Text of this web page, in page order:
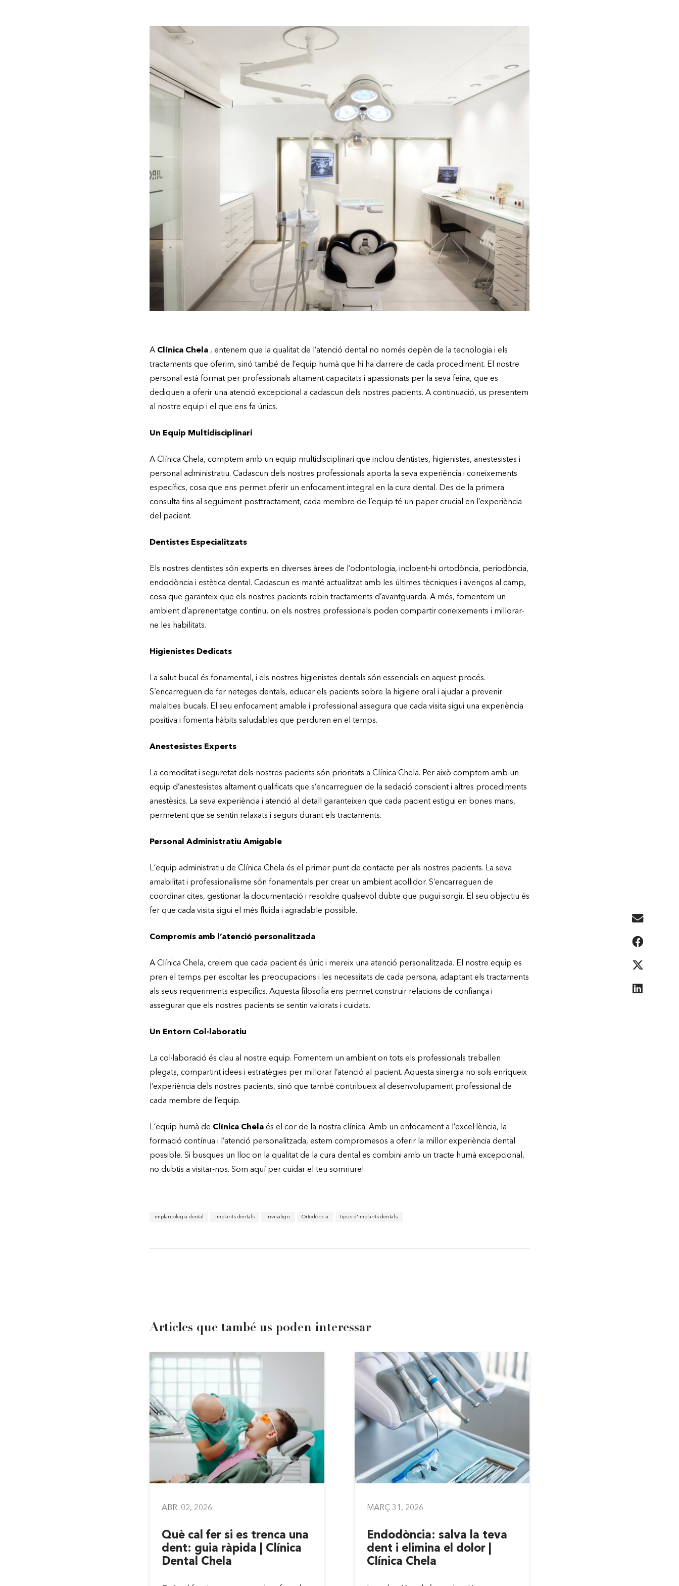
A Clínica Chela , entenem que la qualitat de l’atenció dental no només depèn de la tecnologia i els
tractaments que oferim, sinó també de l’equip humà que hi ha darrere de cada procediment. El nostre
personal està format per professionals altament capacitats i apassionats per la seva feina, que es
dediquen a oferir una atenció excepcional a cadascun dels nostres pacients. A continuació, us presentem
al nostre equip i el que ens fa únics.
Un Equip Multidisciplinari
A Clínica Chela, comptem amb un equip multidisciplinari que inclou dentistes, higienistes, anestesistes i
personal administratiu. Cadascun dels nostres professionals aporta la seva experiència i coneixements
específics, cosa que ens permet oferir un enfocament integral en la cura dental. Des de la primera
consulta fins al seguiment posttractament, cada membre de l’equip té un paper crucial en l’experiència
del pacient.
Dentistes Especialitzats
Els nostres dentistes són experts en diverses àrees de l’odontologia, incloent-hi ortodòncia, periodòncia,
endodòncia i estètica dental. Cadascun es manté actualitzat amb les últimes tècniques i avenços al camp,
cosa que garanteix que els nostres pacients rebin tractaments d’avantguarda. A més, fomentem un
ambient d’aprenentatge continu, on els nostres professionals poden compartir coneixements i millorar-
ne les habilitats.
Higienistes Dedicats
La salut bucal és fonamental, i els nostres higienistes dentals són essencials en aquest procés.
S’encarreguen de fer neteges dentals, educar els pacients sobre la higiene oral i ajudar a prevenir
malalties bucals. El seu enfocament amable i professional assegura que cada visita sigui una experiència
positiva i fomenta hàbits saludables que perduren en el temps.
Anestesistes Experts
La comoditat i seguretat dels nostres pacients són prioritats a Clínica Chela. Per això comptem amb un
equip d’anestesistes altament qualificats que s’encarreguen de la sedació conscient i altres procediments
anestèsics. La seva experiència i atenció al detall garanteixen que cada pacient estigui en bones mans,
permetent que se sentin relaxats i segurs durant els tractaments.
Personal Administratiu Amigable
L´equip administratiu de Clínica Chela és el primer punt de contacte per als nostres pacients. La seva
amabilitat i professionalisme són fonamentals per crear un ambient acollidor. S’encarreguen de
coordinar cites, gestionar la documentació i resoldre qualsevol dubte que pugui sorgir. El seu objectiu és
fer que cada visita sigui el més fluida i agradable possible.
Compromís amb l’atenció personalitzada
A Clínica Chela, creiem que cada pacient és únic i mereix una atenció personalitzada. El nostre equip es
pren el temps per escoltar les preocupacions i les necessitats de cada persona, adaptant els tractaments
als seus requeriments específics. Aquesta filosofia ens permet construir relacions de confiança i
assegurar que els nostres pacients se sentin valorats i cuidats.
Un Entorn Col·laboratiu
La col·laboració és clau al nostre equip. Fomentem un ambient on tots els professionals treballen
plegats, compartint idees i estratègies per millorar l’atenció al pacient. Aquesta sinergia no sols enriqueix
l’experiència dels nostres pacients, sinó que també contribueix al desenvolupament professional de
cada membre de l’equip.
L´equip humà de Clínica Chela és el cor de la nostra clínica. Amb un enfocament a l’excel·lència, la
formació contínua i l’atenció personalitzada, estem compromesos a oferir la millor experiència dental
possible. Si busques un lloc on la qualitat de la cura dental es combini amb un tracte humà excepcional,
no dubtis a visitar-nos. Som aquí per cuidar el teu somriure!
implantologia dental implants dentals Invisalign Ortodòncia tipus d'implants dentals
Articles que també us poden interessar
ABR. 02, 2026
Què cal fer si es trenca una
dent: guia ràpida | Clínica
Dental Chela
MARÇ 31, 2026
Endodòncia: salva la teva
dent i elimina el dolor |
Clínica Chela